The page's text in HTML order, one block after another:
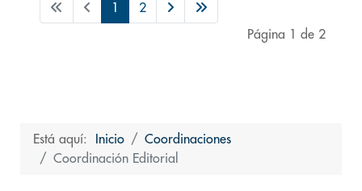
Página 1 de 2
1 2
Está aquí: Inicio
Coordinaciones
Coordinación Editorial